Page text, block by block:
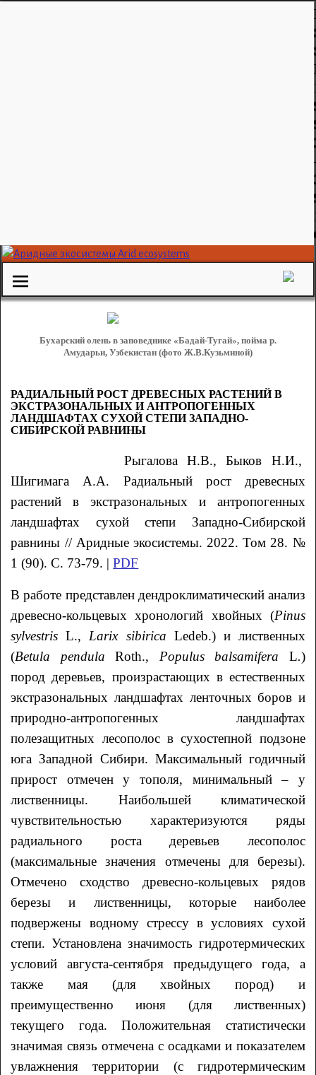
Бухарский олень в заповеднике «Бадай-Тугай», пойма р.
Амударьи, Узбекистан (фото Ж.В.Кузьминой)
РАДИАЛЬНЫЙ РОСТ ДРЕВЕСНЫХ РАСТЕНИЙ В
ЭКСТРАЗОНАЛЬНЫХ И АНТРОПОГЕННЫХ
ЛАНДШАФТАХ СУХОЙ СТЕПИ ЗАПАДНО-
СИБИРСКОЙ РАВНИНЫ
РыгаловаН.В., Быков Н.И.,
Шигимага А.А. Радиальный рост древесных
растений в экстразональных и антропогенных
ландшафтах сухой степи Западно-Сибирской
равнины // Аридные экосистемы. 2022. Том 28. №
1 (90). С. 73-79. |PDF
В работе представлен дендроклиматический анализ
древесно-кольцевых хронологий хвойных (Pinus
sylvestris L., Larix sibirica Ledeb.) и лиственных
(Betula pendula Roth., Populus balsamifera L.)
пород деревьев, произрастающих в естественных
экстразональных ландшафтах ленточных боров и
природно-антропогенных ландшафтах
полезащитных лесополос в сухостепной подзоне
юга Западной Сибири. Максимальный годичный
прирост отмечен у тополя, минимальный – у
лиственницы. Наибольшей климатической
чувствительностью характеризуются ряды
радиального роста деревьев лесополос
(максимальные значения отмечены для березы).
Отмечено сходство древесно-кольцевых рядов
березы и лиственницы, которые наиболее
подвержены водному стрессу в условиях сухой
степи. Установлена значимость гидротермических
условий августа-сентября предыдущего года, а
также мая (для хвойных пород) и
преимущественно июня (для лиственных)
текущего года. Положительная статистически
значимая связь отмечена с осадками и показателем
увлажнения территории (с гидротермическим